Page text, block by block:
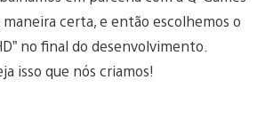
maneira certa, e então escolhemos o
no final do desenvolvimento.
isso que nós criamos!